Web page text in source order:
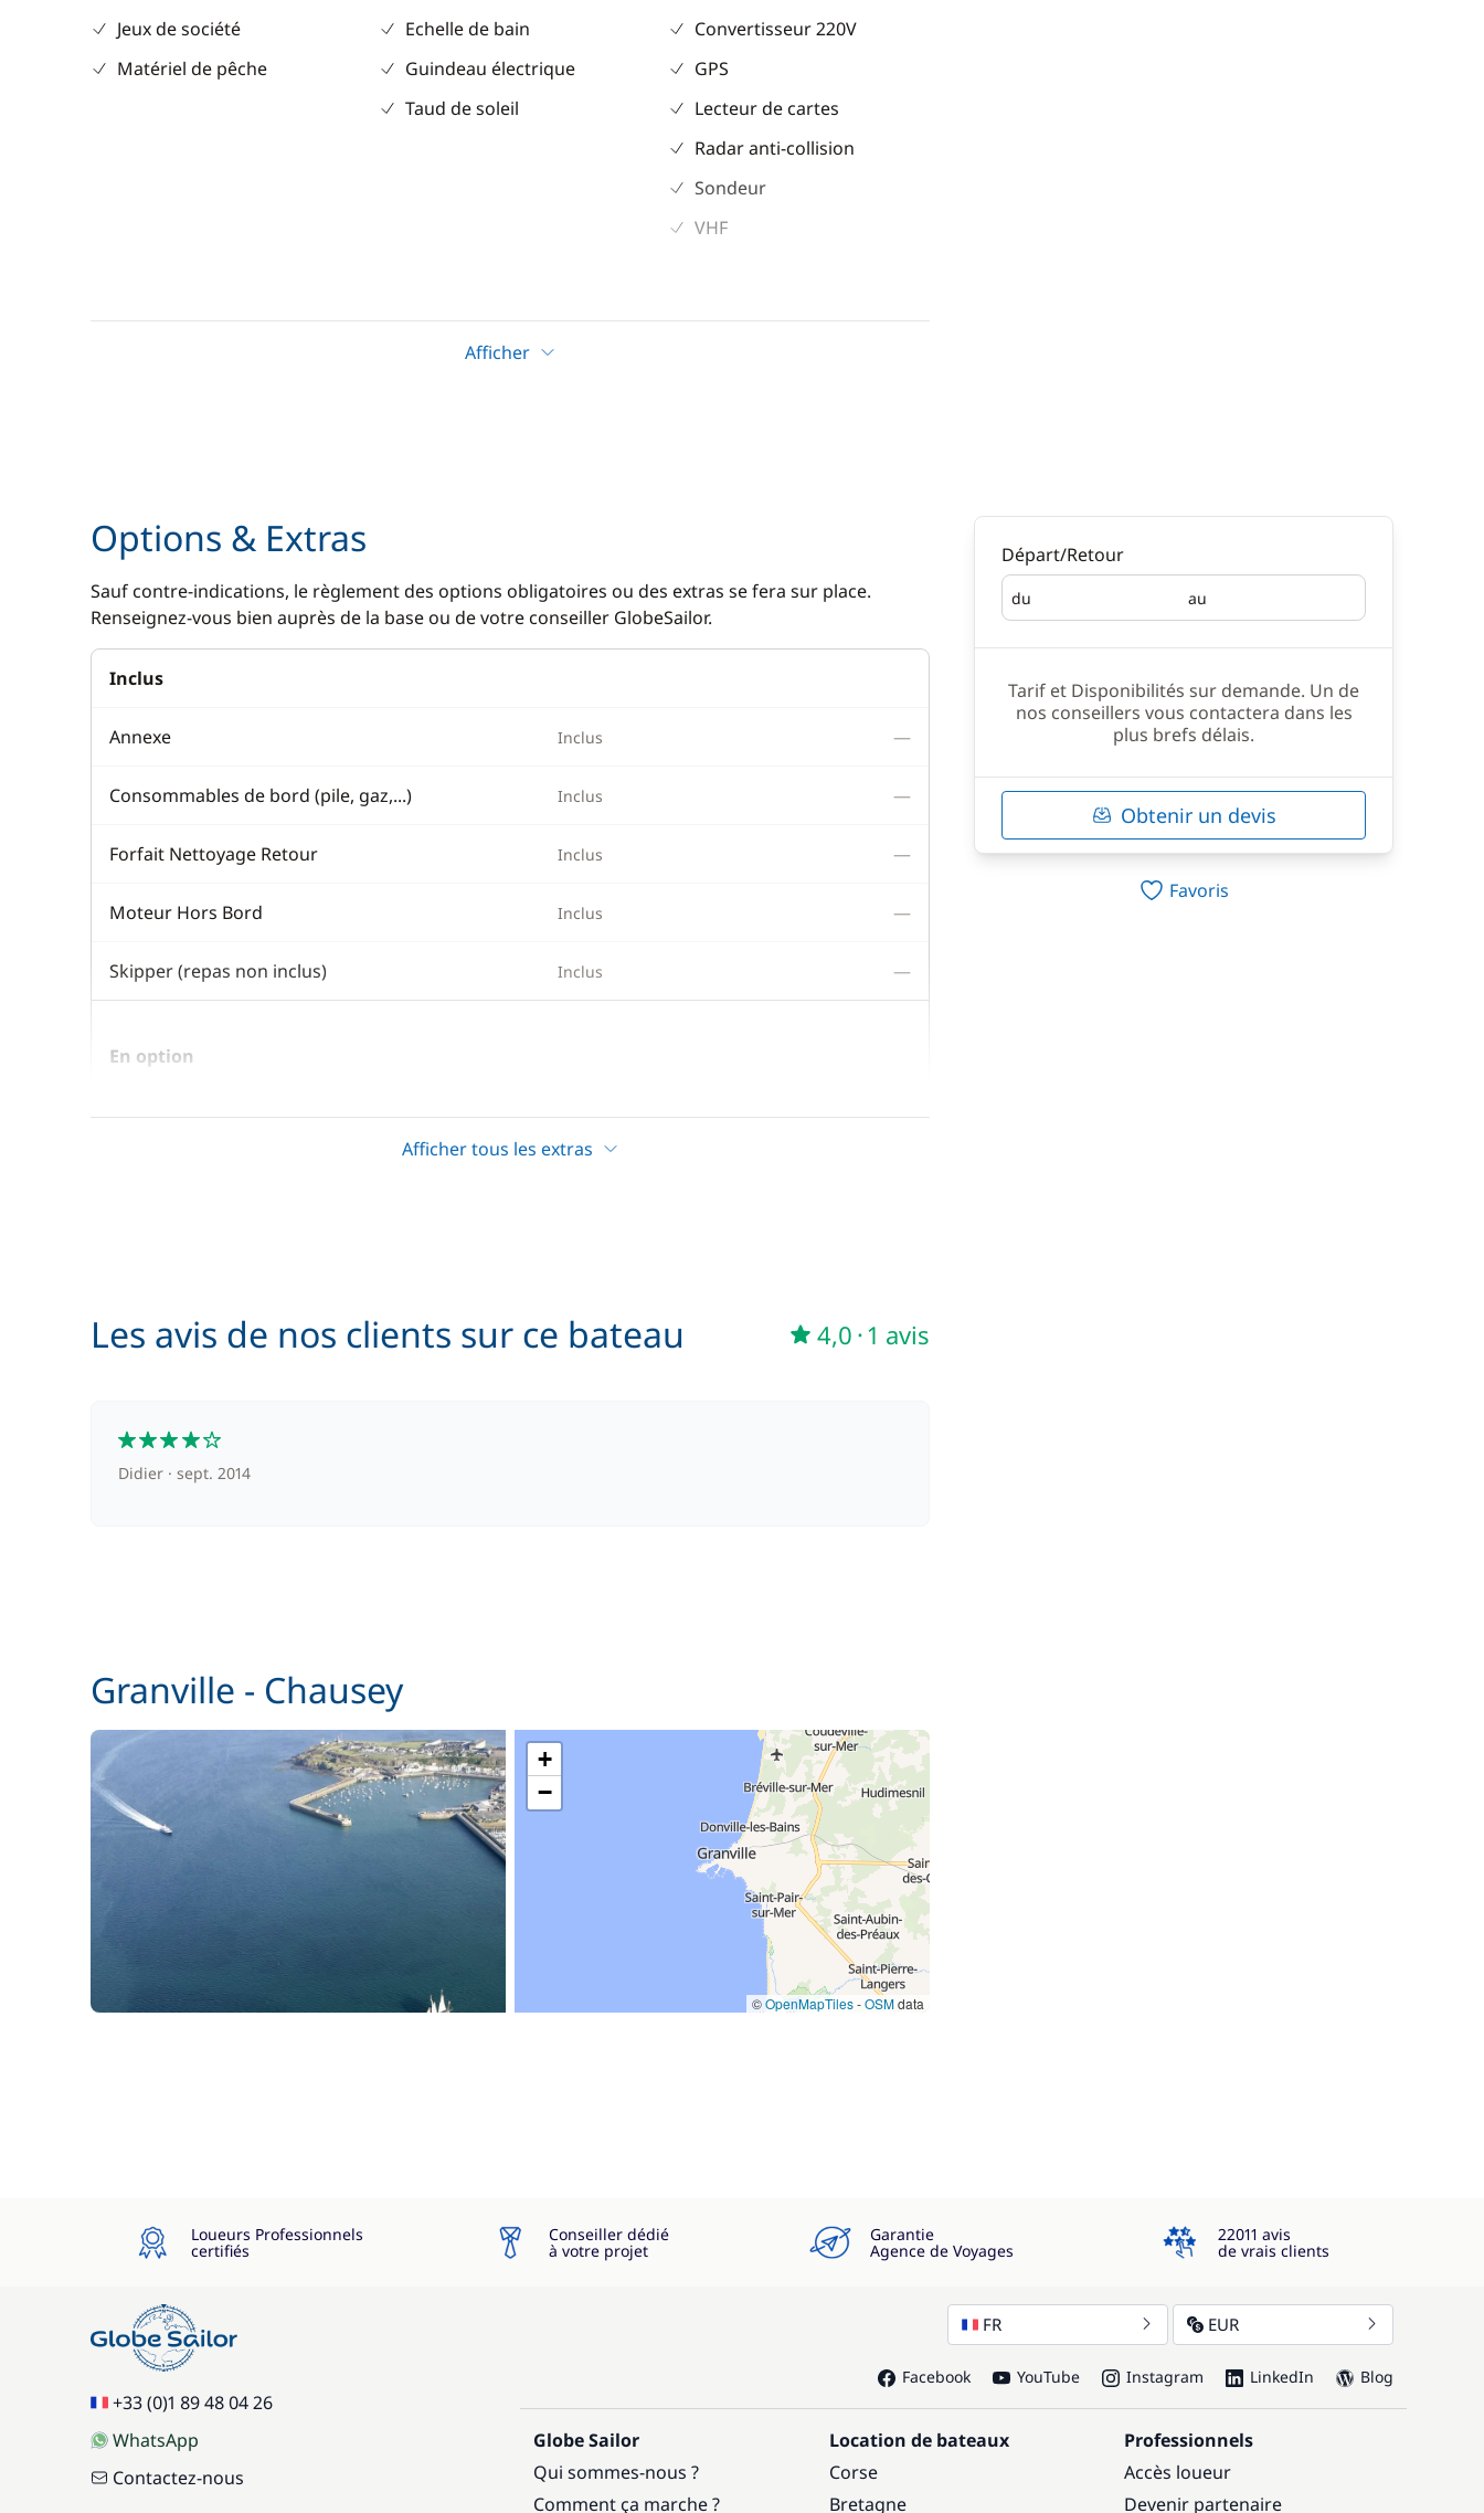
Jeux de société
Matériel de pêche
Echelle de bain
Guindeau électrique
Taud de soleil
Convertisseur 220V
GPS
Lecteur de cartes
Radar anti-collision
Sondeur
VHF
CuisinièreAfficher
Options & Extras
Sauf contre-indications, le règlement des options obligatoires ou des extras se fera sur place.
Renseignez-vous bien auprès de la base ou de votre conseiller GlobeSailor.
Inclus
Annexe Inclus —
Consommables de bord (pile, gaz,...) Inclus —
Forfait Nettoyage Retour Inclus —
Moteur Hors Bord Inclus —
Skipper (repas non inclus) Inclus —
En option
Demi Pension 30,00 €
Afficher tous les extras
Les avis de nos clients sur ce bateau 4,0 ·1 avis
Didier sept. 2014
Granville - Chausey
+
−
©OpenMapTiles-OSMdata
Départ/Retour
du
Départ au
Retour
Tarif et Disponibilités sur demande. Un de
nos conseillers vous contactera dans les
plus brefs délais.
Obtenir un devis
Favoris
Loueurs Professionnels
certifiés
Conseiller dédié
à votre projet
Garantie
Agence de Voyages
4.3
22011 avis
de vrais clients
+33 (0)1 89 48 04 26
WhatsApp
Contactez-nous
FR EUR
Facebook YouTube Instagram LinkedIn Blog
Globe Sailor
Qui sommes-nous ?
Comment ça marche ?
Location de bateaux
Corse
Bretagne
Professionnels
Accès loueur
Devenir partenaire